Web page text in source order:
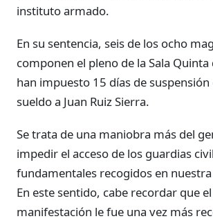
instituto armado.
En su sentencia, seis de los ocho
componen el pleno de la Sala
han impuesto 15 días de
sueldo a Juan Ruiz Sierra.
Se trata de una maniobra más del
impedir el acceso de los guardias
fundamentales recogidos en
En este sentido, cabe recordar que
manifestación le fue una vez más